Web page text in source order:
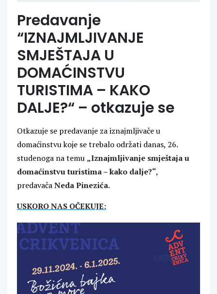
Predavanje
“IZNAJMLJIVANJE
SMJEŠTAJA U
DOMAĆINSTVU
TURISTIMA – KAKO
DALJE?“ – otkazuje se
Otkazuje se predavanje za iznajmljivače u
domaćinstvu koje se trebalo održati danas, 26.
studenoga na temu „Iznajmljivanje smještaja u
domaćinstvu turistima – kako dalje?“,
predavačaNeda Pinezića.
USKORO NAS OČEKUJE: